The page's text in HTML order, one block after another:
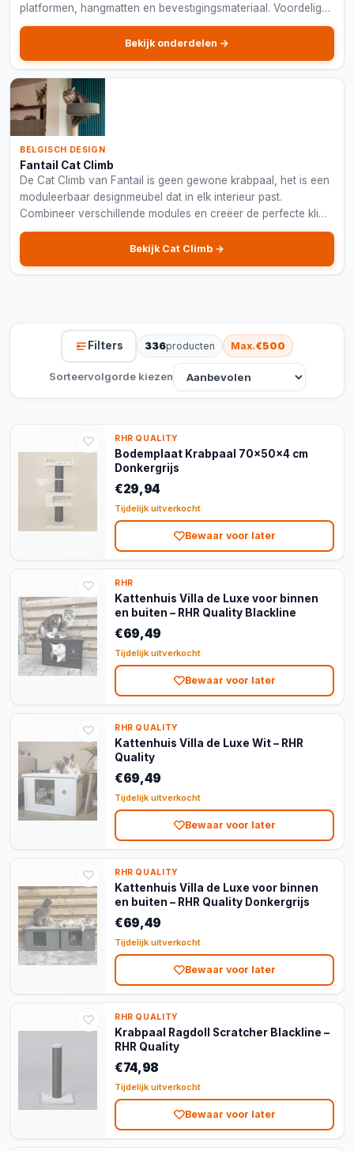
platformen, hangmatten en bevestigingsmateriaal. Voordeliger
én duurzamer dan een nieuwe krabpaal.
Bekijk onderdelen →
BELGISCH DESIGN
Fantail Cat Climb
De Cat Climb van Fantail is geen gewone krabpaal, het is een
moduleerbaar designmeubel dat in elk interieur past.
Combineer verschillende modules en creëer de perfecte klim-
en krabwand voor je kat.
Bekijk Cat Climb →
Filters 336producten Max.€500
Sorteervolgorde kiezen
RHR QUALITY
Bodemplaat Krabpaal 70x50x4 cm
Donkergrijs
€29,94
Tijdelijk uitverkocht
Bewaar voor later
RHR
Kattenhuis Villa de Luxe voor binnen
en buiten – RHR Quality Blackline
€69,49
Tijdelijk uitverkocht
Bewaar voor later
RHR QUALITY
Kattenhuis Villa de Luxe Wit – RHR
Quality
€69,49
Tijdelijk uitverkocht
Bewaar voor later
RHR QUALITY
Kattenhuis Villa de Luxe voor binnen
en buiten – RHR Quality Donkergrijs
€69,49
Tijdelijk uitverkocht
Bewaar voor later
RHR QUALITY
Krabpaal Ragdoll Scratcher Blackline –
RHR Quality
€74,98
Tijdelijk uitverkocht
Bewaar voor later